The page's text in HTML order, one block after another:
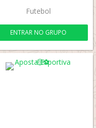
Futebol
ENTRAR NO GRUPO